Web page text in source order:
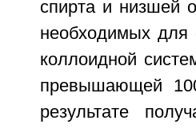
спирта и низшей
необходимых для
коллоидной
превышающей
результате